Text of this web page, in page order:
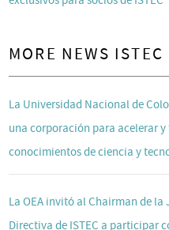
MORE NEWS ISTEC
La Universidad Nacional de
una corporación para acelerar
conocimientos de ciencia y
La OEA invitó al Chairman de la
Directiva de ISTEC a participar